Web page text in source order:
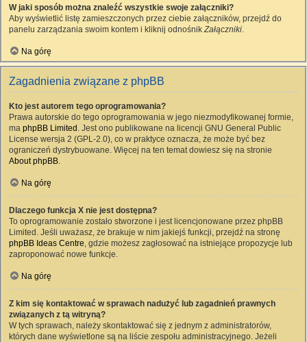
W jaki sposób można znaleźć wszystkie swoje załączniki?
Aby wyświetlić listę zamieszczonych przez ciebie załączników, przejdź do
panelu zarządzania swoim kontem i kliknij odnośnikZałączniki.
Na górę
Zagadnienia związane z phpBB
Kto jest autorem tego oprogramowania?
Prawa autorskie do tego oprogramowania w jego niezmodyfikowanej formie,
ma phpBB Limited . Jest ono publikowane na licencji GNU General Public
License wersja 2 (GPL-2.0), co w praktyce oznacza, że może być bez
ograniczeń dystrybuowane. Więcej na ten temat dowiesz się na stronie
About phpBB.
Na górę
Dlaczego funkcja X nie jest dostępna?
To oprogramowanie zostało stworzone i jest licencjonowane przez phpBB
Limited. Jeśli uważasz, że brakuje w nim jakiejś funkcji, przejdź na stronę
phpBB Ideas Centre, gdzie możesz zagłosować na istniejące propozycje lub
zaproponować nowe funkcje.
Na górę
Z kim się kontaktować w sprawach nadużyć lub zagadnień prawnych
związanych z tą witryną?
W tych sprawach, należy skontaktować się z jednym z administratorów,
których dane wyświetlone są na liście zespołu administracyjnego. Jeżeli